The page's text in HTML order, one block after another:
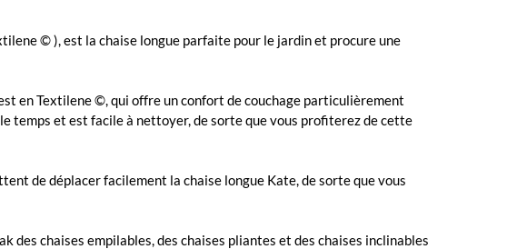
© ), est la chaise longue parfaite pour le jardin et procure une
en Textilene ©, qui offre un confort de couchage particulièrement
temps et est facile à nettoyer, de sorte que vous profiterez de cette
de déplacer facilement la chaise longue Kate, de sorte que vous
chaises empilables, des chaises pliantes et des chaises inclinables